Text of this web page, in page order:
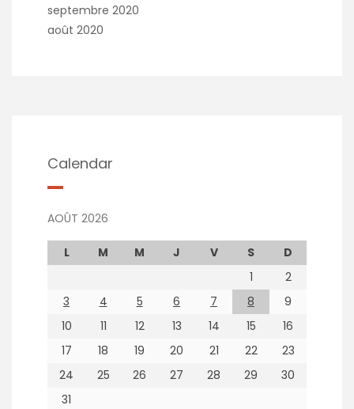
septembre 2020
août 2020
Calendar
AOÛT 2026
L M M J V S
D
1
2
3
4 5 6 7 8
9
10
11 12 13 14 15
16
17
18 19 20 21 22
23
24
25 26 27 28 29
30
31